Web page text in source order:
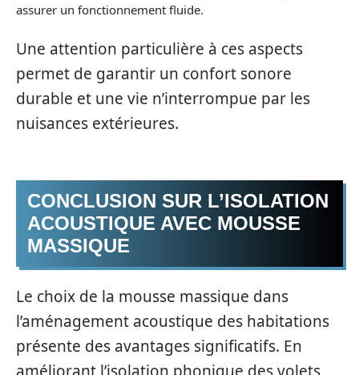
assurer un fonctionnement fluide.
Une attention particulière à ces aspects
permet de garantir un confort sonore
durable et une vie n’interrompue par les
nuisances extérieures.
CONCLUSION SUR L’ISOLATION
ACOUSTIQUE AVEC MOUSSE
MASSIQUE
Le choix de la mousse massique dans
l’aménagement acoustique des habitations
présente des avantages significatifs. En